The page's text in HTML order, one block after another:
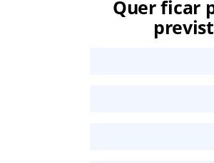
Quer ficar